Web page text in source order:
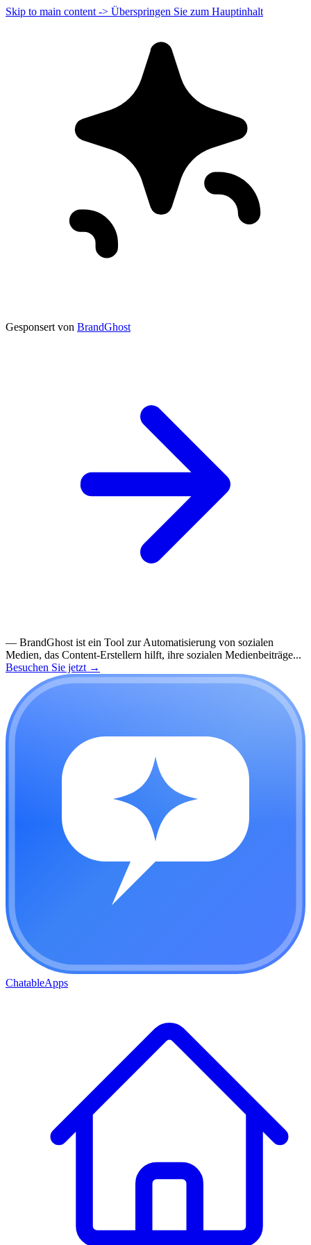
Skip to main content -> Überspringen Sie zum Hauptinhalt
Gesponsert von BrandGhost
— BrandGhost ist ein Tool zur Automatisierung von sozialen
Medien, das Content-Erstellern hilft, ihre sozialen Medienbeiträge...
Besuchen Sie jetzt →
ChatableApps